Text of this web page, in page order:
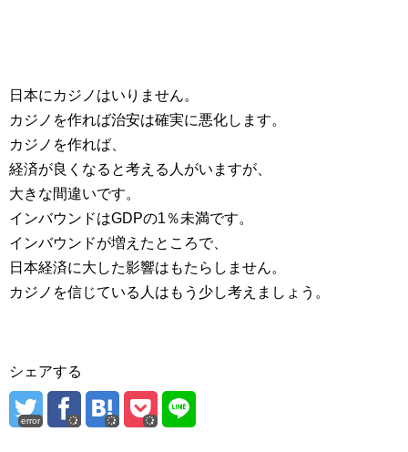
日本にカジノはいりません。
カジノを作れば治安は確実に悪化します。
カジノを作れば、
経済が良くなると考える人がいますが、
大きな間違いです。
インバウンドはGDPの1％未満です。
インバウンドが増えたところで、
日本経済に大した影響はもたらしません。
カジノを信じている人はもう少し考えましょう。
シェアする
error